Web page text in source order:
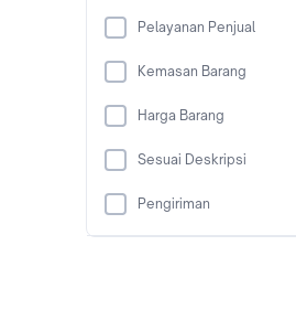
Pelayanan Penjual
Kemasan Barang
Harga Barang
Sesuai Deskripsi
Pengiriman